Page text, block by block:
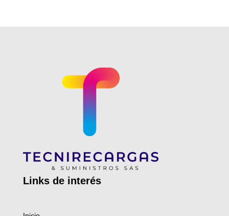
Links de interés